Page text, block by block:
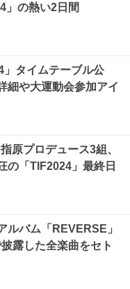
」の熱い2日間
」タイムテーブル公
細や大運動会参加アイ
原プロデュース3組、
「TIF2024」最終日
ルバム「REVERSE」
露した全楽曲をセト